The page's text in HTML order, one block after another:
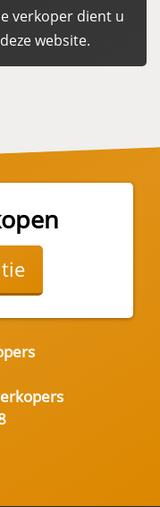
verkoper dient u
website.